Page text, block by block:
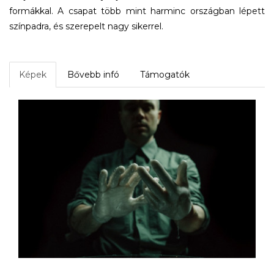
formákkal. A csapat több mint harminc országban lépett
színpadra, és szerepelt nagy sikerrel.
Képek Bővebb infó Támogatók